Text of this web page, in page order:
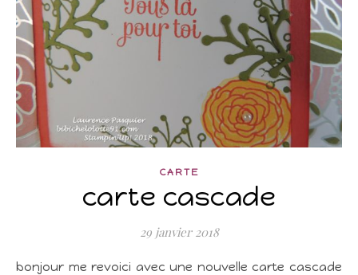
CARTE
carte cascade
29 janvier 2018
bonjour me revoici avec une nouvelle carte cascade